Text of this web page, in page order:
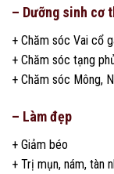
– Dưỡng sinh cơ
+ Chăm sóc Vai cổ
+ Chăm sóc tạng
+ Chăm sóc Mông,
– Làm đẹp
+ Giảm béo
+ Trị mụn, nám, tàn